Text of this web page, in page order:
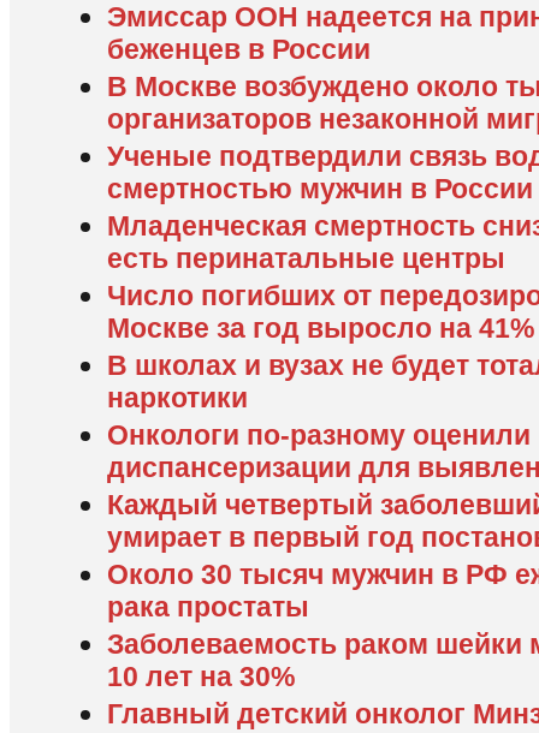
Эмиссар ООН надеется на
беженцев в России
В Москве возбуждено около
организаторов незаконной
Ученые подтвердили связь
смертностью мужчин в России
Младенческая смертность
есть перинатальные центры
Число погибших от
Москве за год выросло на 41%
В школах и вузах не будет
наркотики
Онкологи по-разному оценили
диспансеризации для
Каждый четвертый
умирает в первый год
Около 30 тысяч мужчин в РФ
рака простаты
Заболеваемость раком шейки
10 лет на 30%
Главный детский онколог